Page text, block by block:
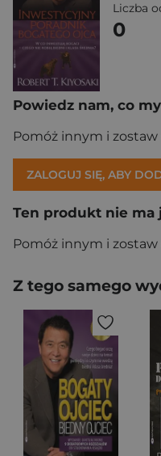
Liczba
0
Powiedz nam, co
Pomóż innym i zostaw
ZALOGUJ SIĘ, ABY
Ten produkt nie ma
Pomóż innym i zostaw
Z tego samego